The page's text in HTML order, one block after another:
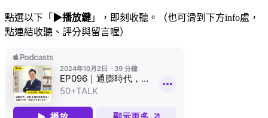
點選以下「 ▶播放鍵 」，即刻收聽。（也可滑到下方info處，
點連結收聽、評分與留言喔）